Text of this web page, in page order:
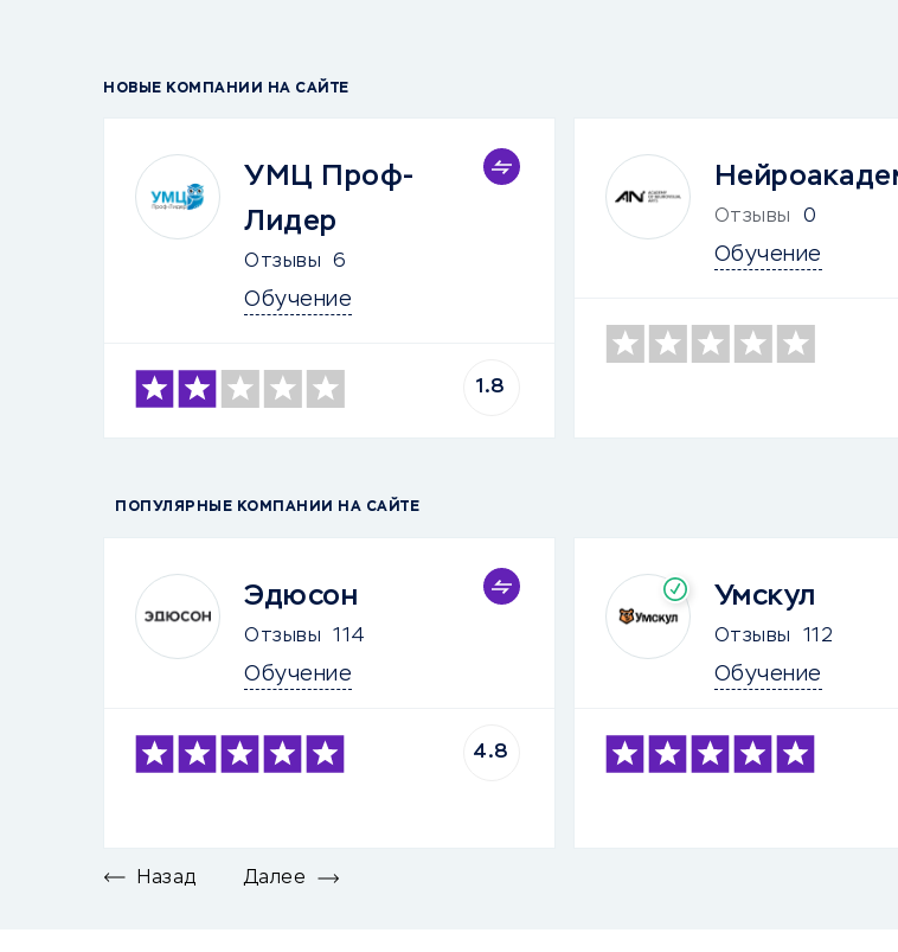
НОВЫЕ КОМПАНИИ НА САЙТЕ
УМЦ Проф-
Лидер
Отзывы 6
Обучение
1.8
Отзывы 0
Обучение
ПОПУЛЯРНЫЕ КОМПАНИИ НА САЙТЕ
Эдюсон
Отзывы 114
Обучение
4.8
Умскул
Отзывы 112
Обучение
Назад Далее